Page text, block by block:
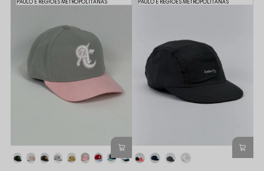
PAULO E REGIÕES METROPOLITANAS
PAULO E REGIÕES METROPOLITANAS